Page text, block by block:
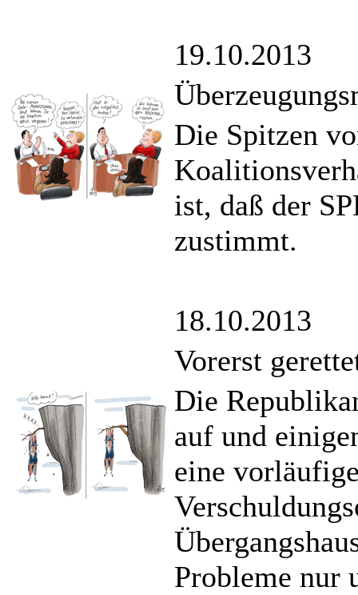
19.10.2013
Die Spitzen
ist, daß der
zustimmt.
18.10.2013
Vorerst
Die
auf und
eine
Probleme nur